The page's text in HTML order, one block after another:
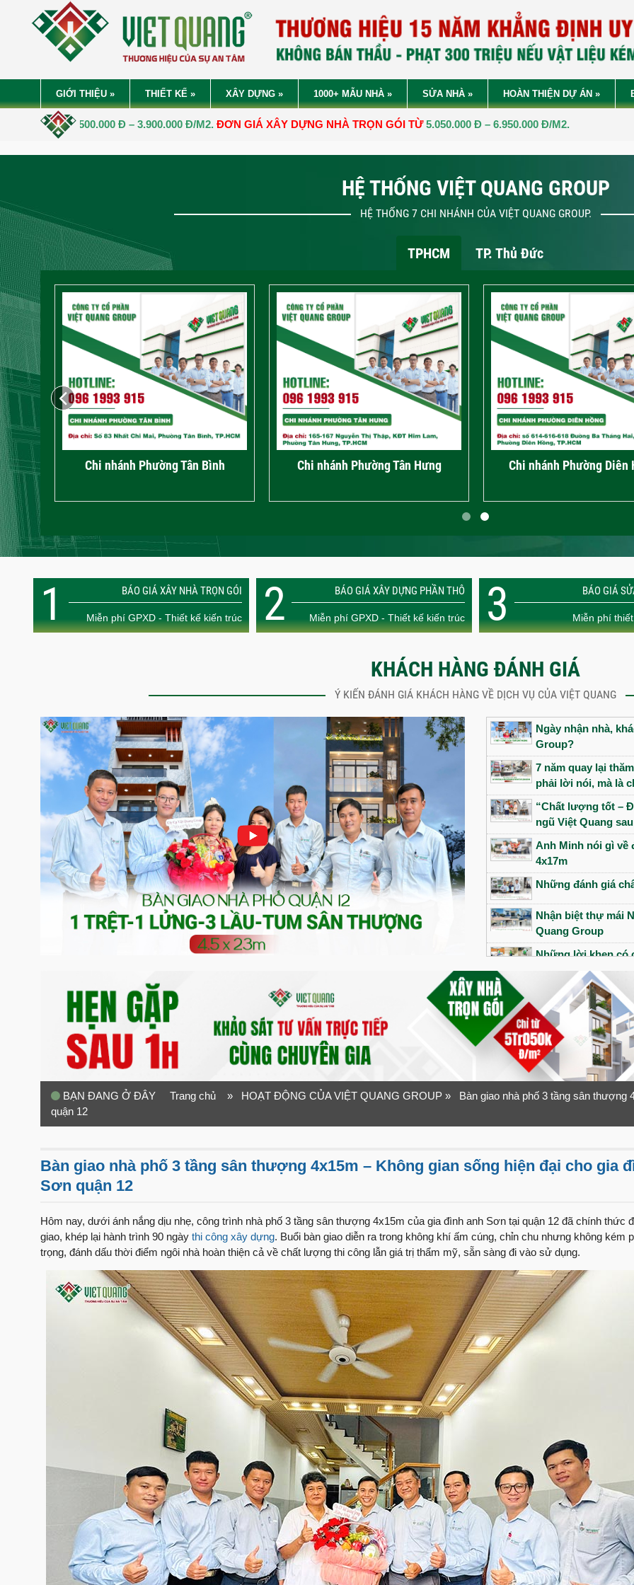
GIỚI THIỆU » THIẾT KẾ » XÂY DỰNG » 1000+ MẪU NHÀ » SỬA NHÀ » HOÀN THIỆN DỰ ÁN »
Đ – 3.900.000 Đ/M2.ĐƠN GIÁ XÂY DỰNG NHÀ TRỌN GÓI TỪ5.050.000 Đ – 6.950.000 Đ/M2.
HỆ THỐNG VIỆT QUANG GROUP
HỆ THỐNG 7 CHI NHÁNH CỦA VIỆT QUANG GROUP.
TPHCM TP. Thủ Đức
Chi nhánh Phường Tân Bình Chi nhánh Phường Tân Hưng Chi nhánh Phường Diên
1 BÁO GIÁ XÂY NHÀ TRỌN GÓI
Miễn phí GPXD - Thiết kế kiến trúc 2 BÁO GIÁ XÂY DỰNG PHẦN THÔ
Miễn phí GPXD - Thiết kế kiến trúc 3 BÁO GIÁ
Miễn phí
KHÁCH HÀNG ĐÁNH GIÁ
Ý KIẾN ĐÁNH GIÁ KHÁCH HÀNG VỀ DỊCH VỤ CỦA VIỆT QUANG
Ngày nhận nhà,
Group?
7 năm quay lại
phải lời nói, mà là
“Chất lượng tốt –
ngũ Việt Quang
Anh Minh nói gì về
4x17m
Những đánh giá
Nhận biệt thự mái
Quang Group
Những lời khen có
công của đội ngũ
Bàn giao siêu
Tổ ấm đầu tiên
ra sao?
“Nhanh – Gọn –
Quang Group
Bàn giao nhà phố
An dưỡng tuổi già
Lần đầu xây nhà
như thế nào?
“Tuyệt vời” mỹ từ
Chị Thơm nói gì về
Ngày bàn giao –
9.5/10 điểm hài
Nụ cười của anh
Anh Sơn quận 12
Nhận nhà mới chị
Quang Group
Vì sao anh Đạo tin
Sửa chữa nhà
Việt Quang Group?
Nhận nhà 1 trệt 2
thi công?
BẠN ĐANG Ở ĐÂY Trang chủ » HOẠT ĐỘNG CỦA VIỆT QUANG GROUP » Bàn giao nhà phố 3 tầng sân thượng
quận 12
Bàn giao nhà phố 3 tầng sân thượng 4x15m – Không gian sống hiện đại cho gia
Sơn quận 12
Hôm nay, dưới ánh nắng dịu nhẹ, công trình nhà phố 3 tầng sân thượng 4x15m của gia đình anh Sơn tại quận 12 đã chính thức
giao, khép lại hành trình 90 ngày thi công xây dựng. Buổi bàn giao diễn ra trong không khí ấm cúng, chỉn chu nhưng không kém
trọng, đánh dấu thời điểm ngôi nhà hoàn thiện cả về chất lượng thi công lẫn giá trị thẩm mỹ, sẵn sàng đi vào sử dụng.